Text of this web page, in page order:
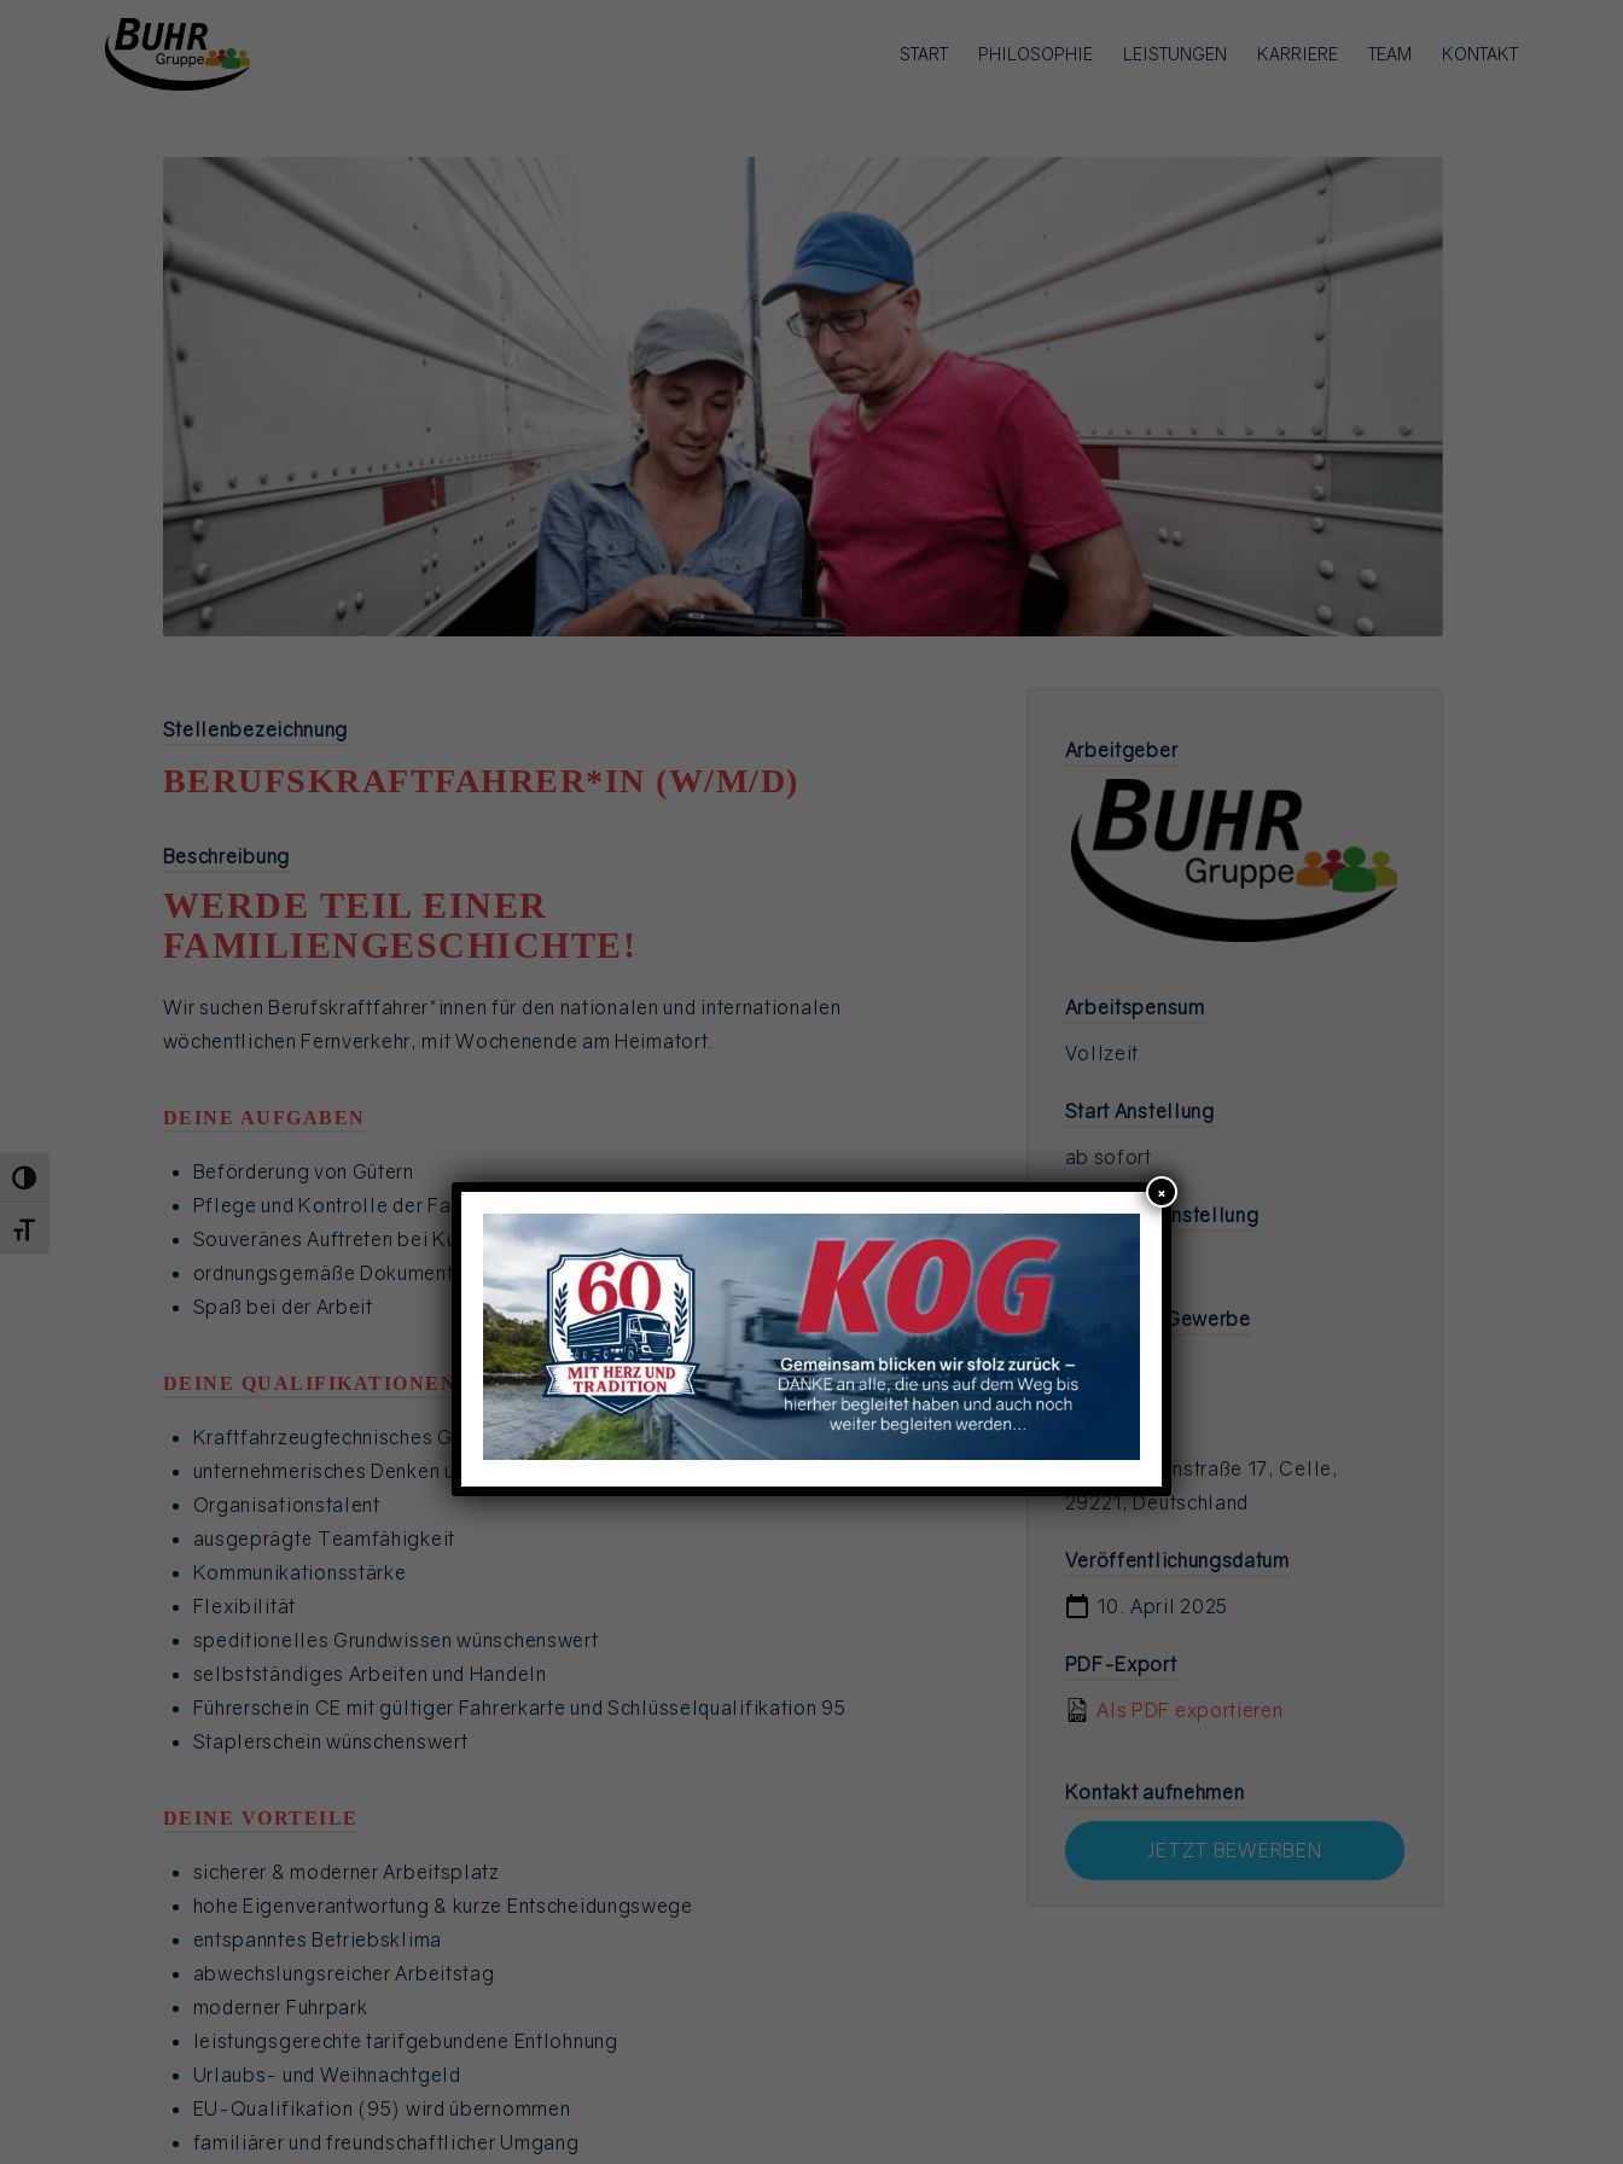
UMSCHALTEN AUF HOHE KONTRASTE
SCHRIFT VERGRÖSSERN
START PHILOSOPHIE LEISTUNGEN KARRIERE TEAM KONTAKT
Stellenbezeichnung
BERUFSKRAFTFAHRER*IN (W/M/D)
Beschreibung
WERDE TEIL EINER
FAMILIENGESCHICHTE!
Wir suchen Berufskraftfahrer*innen für den nationalen und internationalen
wöchentlichen Fernverkehr, mit Wochenende am Heimatort.
DEINE AUFGABEN
Beförderung von Gütern
Pflege und Kontrolle der Fahrzeuge sowie Trailer
Souveränes Auftreten bei Kunden
ordnungsgemäße Dokumentation der Frachtpapiere
Spaß bei der Arbeit
DEINE QUALIFIKATIONEN
Kraftfahrzeugtechnisches Grundwissen wünschenswert
unternehmerisches Denken und Handeln
Organisationstalent
ausgeprägte Teamfähigkeit
Kommunikationsstärke
Flexibilität
speditionelles Grundwissen wünschenswert
selbstständiges Arbeiten und Handeln
Führerschein CE mit gültiger Fahrerkarte und Schlüsselqualifikation 95
Staplerschein wünschenswert
DEINE VORTEILE
sicherer & moderner Arbeitsplatz
hohe Eigenverantwortung & kurze Entscheidungswege
entspanntes Betriebsklima
abwechslungsreicher Arbeitstag
moderner Fuhrpark
leistungsgerechte tarifgebundene Entlohnung
Urlaubs- und Weihnachtgeld
EU-Qualifikation (95) wird übernommen
familiärer und freundschaftlicher Umgang
Arbeitgeber
Arbeitspensum
Vollzeit
Start Anstellung
ab sofort
Dauer der Anstellung
Industrie / Gewerbe
Logistik
Biermannstraße 17, Celle,
29221, Deutschland
Veröffentlichungsdatum
10. April 2025
PDF-Export
Als PDF exportieren
Kontakt aufnehmen
JETZT BEWERBEN
×